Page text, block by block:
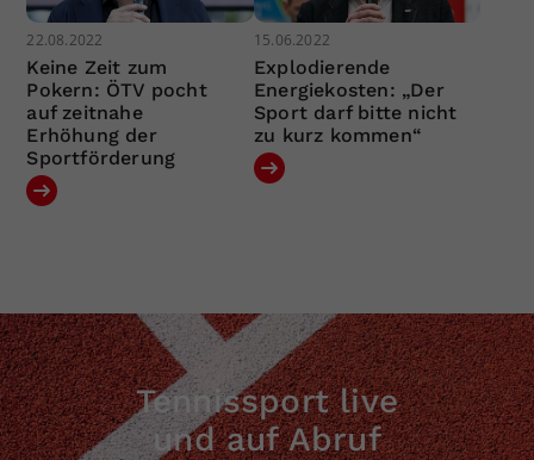
22.08.2022
Keine Zeit zum
Pokern: ÖTV pocht
auf zeitnahe
Erhöhung der
Sportförderung
15.06.2022
Explodierende
Energiekosten: „Der
Sport darf bitte nicht
zu kurz kommen“
Tennissport live
und auf Abruf